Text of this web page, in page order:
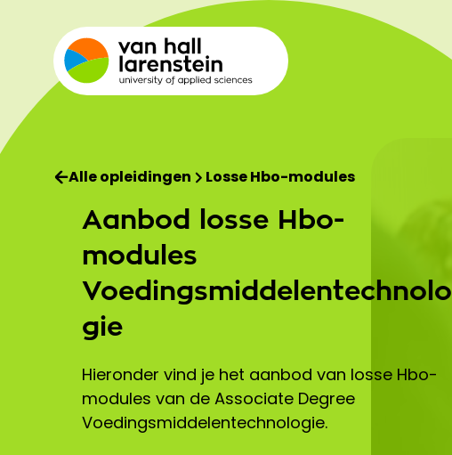
Alle opleidingen Losse Hbo-modules
Aanbod losse Hbo-
modules
Voedingsmiddelentechnolo
gie
Hieronder vind je het aanbod van losse Hbo-
modules van de Associate Degree
Voedingsmiddelentechnologie.